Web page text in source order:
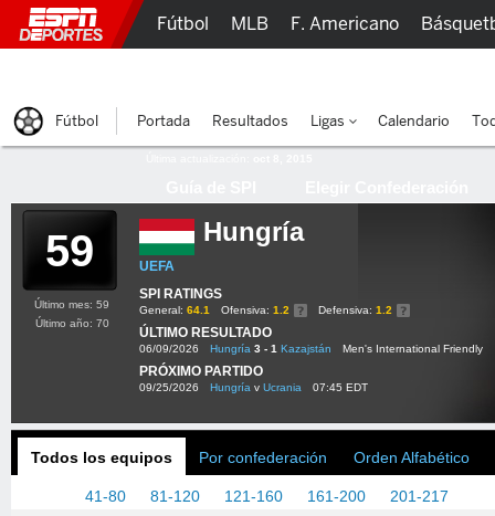
59 Hungría
UEFA
SPI RATINGS
General: 64.1 Ofensiva: 1.2 Defensiva: 1.2
ÚLTIMO RESULTADO
06/09/2026 Hungría 3 - 1 Kazajstán Men's International Friendly
PRÓXIMO PARTIDO
09/25/2026 Hungría v Ucrania 07:45 EDT
Último mes: 59
Último año: 70
Todos los equipos Por confederación Orden Alfabético
41-80 81-120 121-160 161-200 201-217
Fútbol MLB F. Americano
Fútbol Portada Resultados Ligas Calendario